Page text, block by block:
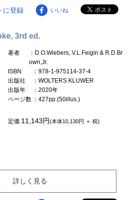
に登録 いいね
3rd ed.
著者
：D.O.Wiebers, V.L.Feigin & R.D.Br
own,Jr.
ISBN
：978-1-975114-37-4
出版社
：WOLTERS KLUWER
出版年
：2020年
ページ数 ：427pp.(50illus.)
定価 11,143円(本体10,130円 ＋ 税)
詳しく見る